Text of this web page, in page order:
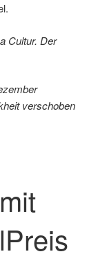
Cultur. Der
verschoben